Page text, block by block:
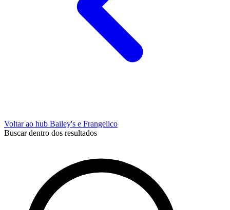
Voltar ao hub Bailey's e Frangelico
Buscar dentro dos resultados